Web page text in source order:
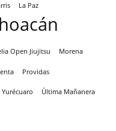
La Paz
Open Jiujitsu Morena
Providas
Yurécuaro Última Mañanera